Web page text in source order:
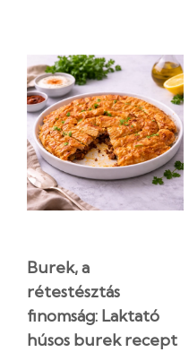
Burek, a
rétestésztás
finomság: Laktató
húsos burek recept